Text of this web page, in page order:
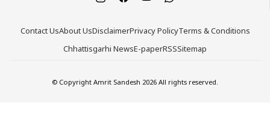
Contact UsAbout UsDisclaimerPrivacy PolicyTerms & Conditions
Chhattisgarhi NewsE-paperRSSSitemap
© Copyright Amrit Sandesh 2026 All rights reserved.